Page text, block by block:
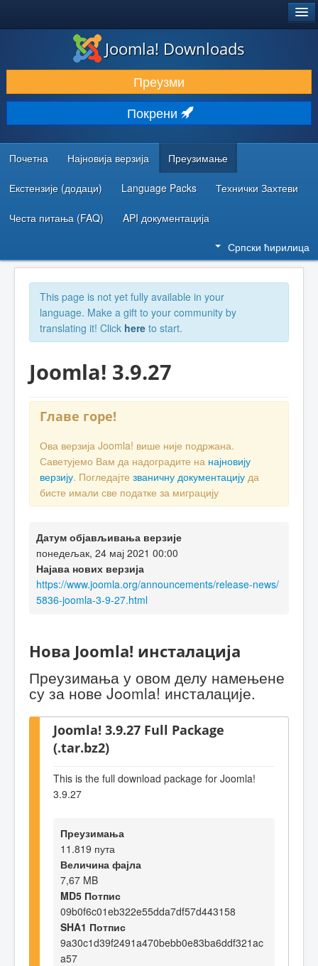
ПРЕУЗИМАЊЕ И ПРОШИРЕЊА (ЕКСТЕНЗИЈЕ)
ОТКРИЈТЕ И НАУЧИТЕ
ЗАЈЕДНИЦА И ПОДРШКА
РЕСУРСИ ЗА РАЗВОЈ
Joomla! Downloads
Преузми
Покрени
Почетна Најновија верзија Преузимање
Екстензије (додаци) Language Packs Технички Захтеви
Честа питања (FAQ) API документација
Српски ћирилица
This page is not yet fully available in your
language. Make a gift to your community by
translating it! Click here to start.
Joomla! 3.9.27
Главе горе!
Ова верзија Joomla! више није подржана.
Саветујемо Вам да надоградите на најновију
верзију. Погледајте званичну документацију да
бисте имали све податке за миграцију
Датум објављивања верзије
понедељак, 24 мај 2021 00:00
Најава нових верзија
https://www.joomla.org/announcements/release-news/
5836-joomla-3-9-27.html
Нова Joomla! инсталација
Преузимања у овом делу намењене
су за нове Joomla! инсталације.
Joomla! 3.9.27 Full Package
(.tar.bz2)
This is the full download package for Joomla!
3.9.27
Преузимања
11.819 пута
Величина фајла
7,67 MB
MD5 Потпис
09b0f6c01eb322e55dda7df57d443158
SHA1 Потпис
9a30c1d39f2491a470bebb0e83ba6ddf321ac
a57